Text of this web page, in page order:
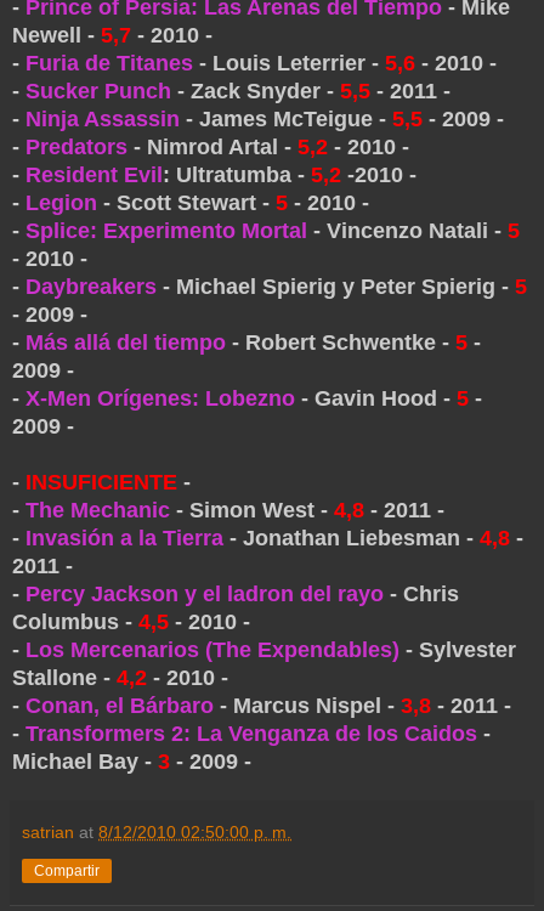
- Prince of Persia: Las Arenas del Tiempo - Mike
Newell - 5,7 - 2010 -
- Furia de Titanes - Louis Leterrier - 5,6 - 2010 -
- Sucker Punch - Zack Snyder - 5,5 - 2011 -
- Ninja Assassin - James McTeigue - 5,5 - 2009 -
- Predators - Nimrod Artal - 5,2 - 2010 -
- Resident Evil: Ultratumba - 5,2 -2010 -
- Legion - Scott Stewart - 5 - 2010 -
- Splice: Experimento Mortal - Vincenzo Natali - 5
- 2010 -
- Daybreakers - Michael Spierig y Peter Spierig - 5
- 2009 -
- Más allá del tiempo - Robert Schwentke - 5 -
2009 -
- X-Men Orígenes: Lobezno - Gavin Hood - 5 -
2009 -
- INSUFICIENTE -
- The Mechanic - Simon West - 4,8 - 2011 -
- Invasión a la Tierra - Jonathan Liebesman - 4,8 -
2011 -
- Percy Jackson y el ladron del rayo - Chris
Columbus - 4,5 - 2010 -
- Los Mercenarios (The Expendables) - Sylvester
Stallone - 4,2 - 2010 -
- Conan, el Bárbaro - Marcus Nispel - 3,8 - 2011 -
- Transformers 2: La Venganza de los Caidos -
Michael Bay - 3 - 2009 -
satrian at 8/12/2010 02:50:00 p. m.
Compartir